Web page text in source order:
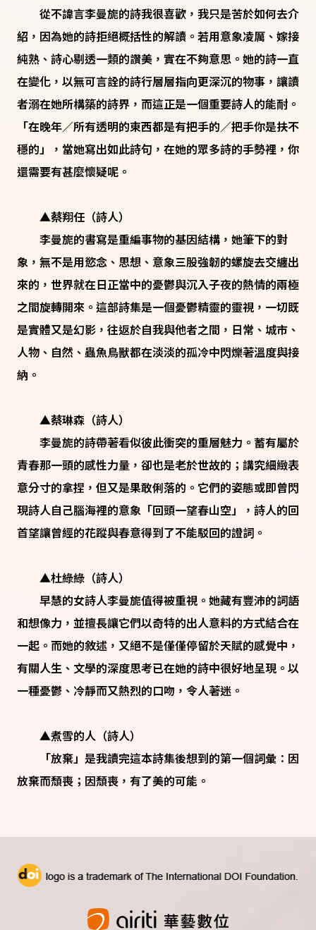
從不諱言李曼旎的詩我很喜歡，我只是苦於如何去介
紹，因為她的詩拒絕概括性的解讀。若用意象凌厲、嫁接
純熟、詩心剔透一類的讚美，實在不夠意思。她的詩一直
在變化，以無可言詮的詩行層層指向更深沉的物事，讓讀
者溺在她所構築的詩界，而這正是一個重要詩人的能耐。
「在晚年／所有透明的東西都是有把手的／把手你是扶不
穩的」，當她寫出如此詩句，在她的眾多詩的手勢裡，你
還需要有甚麼懷疑呢。
▲蔡翔任（詩人）
李曼旎的書寫是重編事物的基因結構，她筆下的對
象，無不是用慾念、思想、意象三股強韌的螺旋去交纏出
來的，世界就在日正當中的憂鬱與沉入子夜的熱情的兩極
之間旋轉開來。這部詩集是一個憂鬱精靈的靈視，一切既
是實體又是幻影，往返於自我與他者之間，日常、城市、
人物、自然、蟲魚鳥獸都在淡淡的孤冷中閃爍著溫度與接
納。
▲蔡琳森（詩人）
李曼旎的詩帶著看似彼此衝突的重層魅力。蓄有屬於
青春那一頭的感性力量，卻也是老於世故的；講究細緻表
意分寸的拿捏，但又是果敢俐落的。它們的姿態或即曾閃
現詩人自己腦海裡的意象「回頭一望春山空」，詩人的回
首望讓曾經的花蹤與春意得到了不能駁回的證詞。
▲杜綠綠（詩人）
早慧的女詩人李曼旎值得被重視。她藏有豐沛的詞語
和想像力，並擅長讓它們以奇特的出人意料的方式結合在
一起。而她的敘述，又絕不是僅僅停留於天賦的感覺中，
有關人生、文學的深度思考已在她的詩中很好地呈現。以
一種憂鬱、冷靜而又熱烈的口吻，令人著迷。
▲煮雪的人（詩人）
「放棄」是我讀完這本詩集後想到的第一個詞彙：因
放棄而頹喪；因頹喪，有了美的可能。